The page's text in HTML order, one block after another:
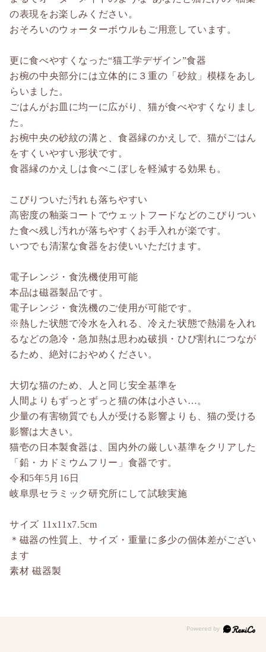
の表現をお楽しみください。
おそろいのウォーターボウルもご用意しています。
更に食べやすくなった“猫工学デザイン”食器
お椀の中央部分には立体的に３重の「砂紋」模様をあし
らいました。
ごはんがお皿に均一に広がり、猫が食べやすくなりまし
た。
お椀中央の砂紋の溝と、食器縁のかえしで、猫がごはん
をすくいやすい形状です。
食器縁のかえしは食べこぼしを軽減する効果も。
こびりついた汚れも落ちやすい
高密度の釉薬コートでウェットフードなどのこびりつい
た食べ残し汚れが落ちやすくお手入れが楽です。
いつでも清潔な食器をお使いいただけます。
電子レンジ・食洗機使用可能
本品は磁器製品です。
電子レンジ・食洗機のご使用が可能です。
※熱した状態で冷水を入れる、冷えた状態で熱湯を入れ
るなどの急冷・急加熱は思わぬ破損・ひび割れにつなが
るため、絶対におやめください。
大切な猫のため、人と同じ安全基準を
人間よりもずっとずっと猫の体は小さい…。
少量の有害物質でも人が受ける影響よりも、猫の受ける
影響は大きい。
猫壱の日本製食器は、国内外の厳しい基準をクリアした
「鉛・カドミウムフリー」食器です。
令和5年5月16日
岐阜県セラミック研究所にして試験実施
サイズ 11x11x7.5cm
＊磁器の性質上、サイズ・重量に多少の個体差がござい
ます
素材 磁器製